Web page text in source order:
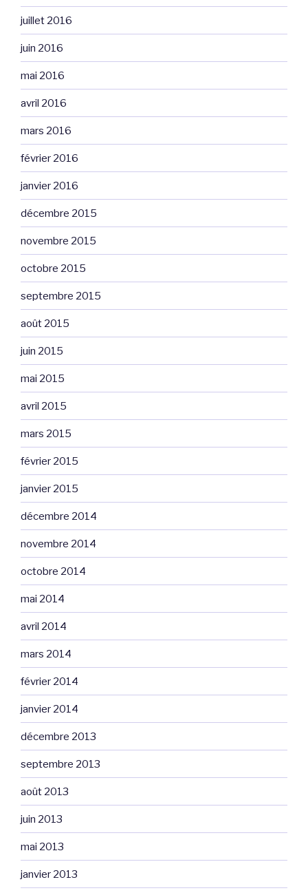
juillet 2016
juin 2016
mai 2016
avril 2016
mars 2016
février 2016
janvier 2016
décembre 2015
novembre 2015
octobre 2015
septembre 2015
août 2015
juin 2015
mai 2015
avril 2015
mars 2015
février 2015
janvier 2015
décembre 2014
novembre 2014
octobre 2014
mai 2014
avril 2014
mars 2014
février 2014
janvier 2014
décembre 2013
septembre 2013
août 2013
juin 2013
mai 2013
janvier 2013